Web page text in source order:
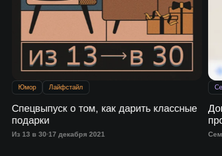
Юмор Лайфстайл
Спецвыпуск о том, как дарить классные
подарки
Из 13 в 30 17 декабря 2021